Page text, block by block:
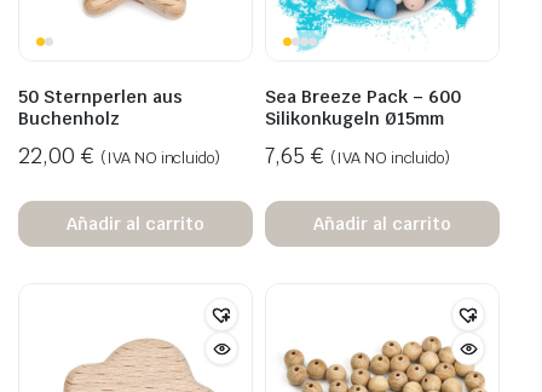
50 Sternperlen aus
Buchenholz
22,00 € (IVA NO incluido)
Añadir al carrito
Sea Breeze Pack – 600
Silikonkugeln Ø15mm
7,65 € (IVA NO incluido)
Añadir al carrito